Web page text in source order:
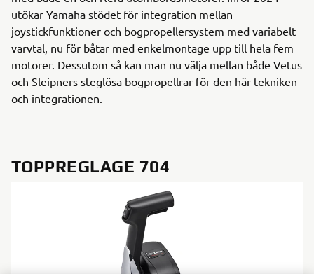
utökar Yamaha stödet för integration mellan
joystickfunktioner och bogpropellersystem med variabelt
varvtal, nu för båtar med enkelmontage upp till hela fem
motorer. Dessutom så kan man nu välja mellan både Vetus
och Sleipners steglösa bogpropellrar för den här tekniken
och integrationen.
TOPPREGLAGE 704